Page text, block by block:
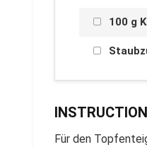
100 g
Für den